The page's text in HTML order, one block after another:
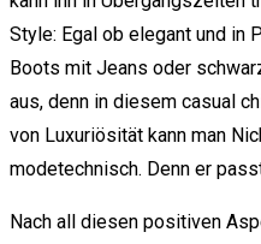
Style: Egal ob elegant und in
Boots mit Jeans oder
aus, denn in diesem casual
von Luxuriösität kann man
modetechnisch. Denn er
Nach all diesen positiven